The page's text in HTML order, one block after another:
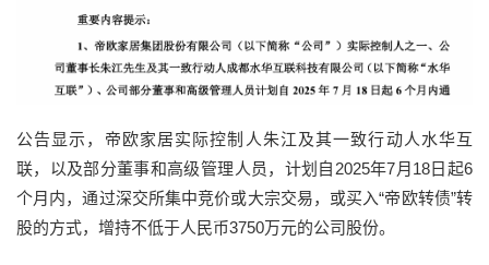
公告显示，帝欧家居实际控制人朱江及其一致行动人水华互
联，以及部分董事和高级管理人员，计划自2025年7月18日起6
个月内，通过深交所集中竞价或大宗交易，或买入“帝欧转债”转
股的方式，增持不低于人民币3750万元的公司股份。